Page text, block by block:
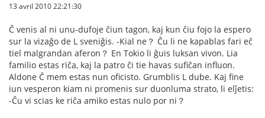
13 avril 2010 22:21:30
Ĉ venis al ni unu-dufoje ĉiun tagon, kaj kun ĉiu fojo la espero
sur la vizaĝo de L sveniĝis. -Kial ne？ Ĉu li ne kapablas fari eĉ
tiel malgrandan aferon？ En Tokio li ĝuis luksan vivon. Lia
familio estas riĉa, kaj la patro ĉi tie havas sufiĉan influon.
Aldone Ĉ mem estas nun oficisto. Grumblis L dube. Kaj fine
iun vesperon kiam ni promenis sur duonluma strato, li elĵetis:
-Ĉu vi scias ke riĉa amiko estas nulo por ni？